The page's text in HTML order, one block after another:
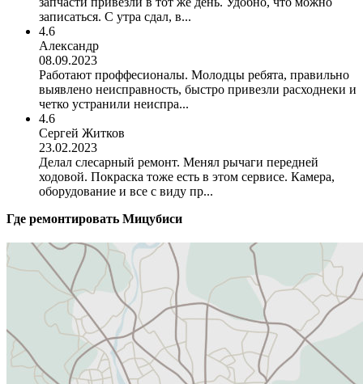
записаться. С утра сдал, в...
4.6
Александр
08.09.2023
Работают проффесионалы. Молодцы ребята, правильно
выявлено неисправность, быстро привезли расходнеки и
четко устранили неиспра...
4.6
Сергей Житков
23.02.2023
Делал слесарный ремонт. Менял рычаги передней
ходовой. Покраска тоже есть в этом сервисе. Камера,
оборудование и все с виду пр...
Где ремонтировать Мицубиси